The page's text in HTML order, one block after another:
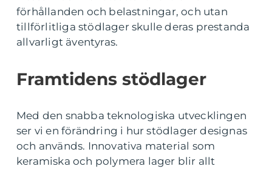
förhållanden och belastningar, och utan
tillförlitliga stödlager skulle deras prestanda
allvarligt äventyras.
Framtidens stödlager
Med den snabba teknologiska utvecklingen
ser vi en förändring i hur stödlager designas
och används. Innovativa material som
keramiska och polymera lager blir allt